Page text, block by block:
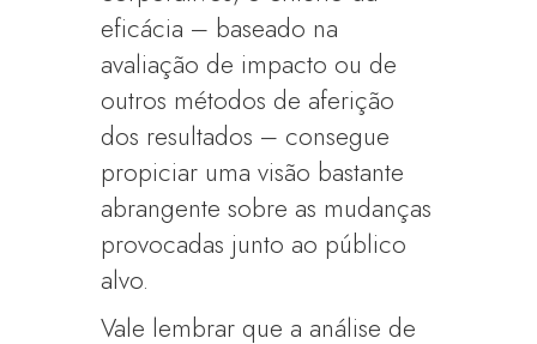
eficácia – baseado na
avaliação de impacto ou de
outros métodos de aferição
dos resultados – consegue
propiciar uma visão bastante
abrangente sobre as mudanças
provocadas junto ao público
alvo.
Vale lembrar que a análise de